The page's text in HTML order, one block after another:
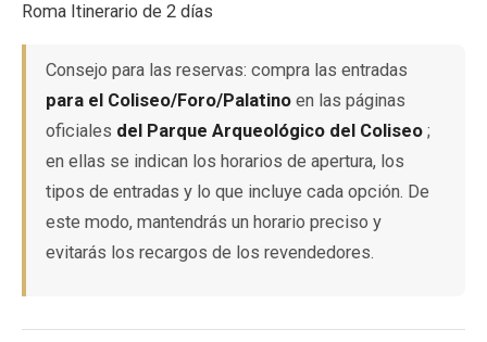
Roma Itinerario de 2 días
Consejo para las reservas: compra las entradas
para el Coliseo/Foro/Palatino en las páginas
oficiales del Parque Arqueológico del Coliseo ;
en ellas se indican los horarios de apertura, los
tipos de entradas y lo que incluye cada opción. De
este modo, mantendrás un horario preciso y
evitarás los recargos de los revendedores.